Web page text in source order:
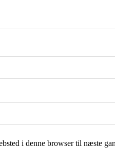
i denne browser til næste